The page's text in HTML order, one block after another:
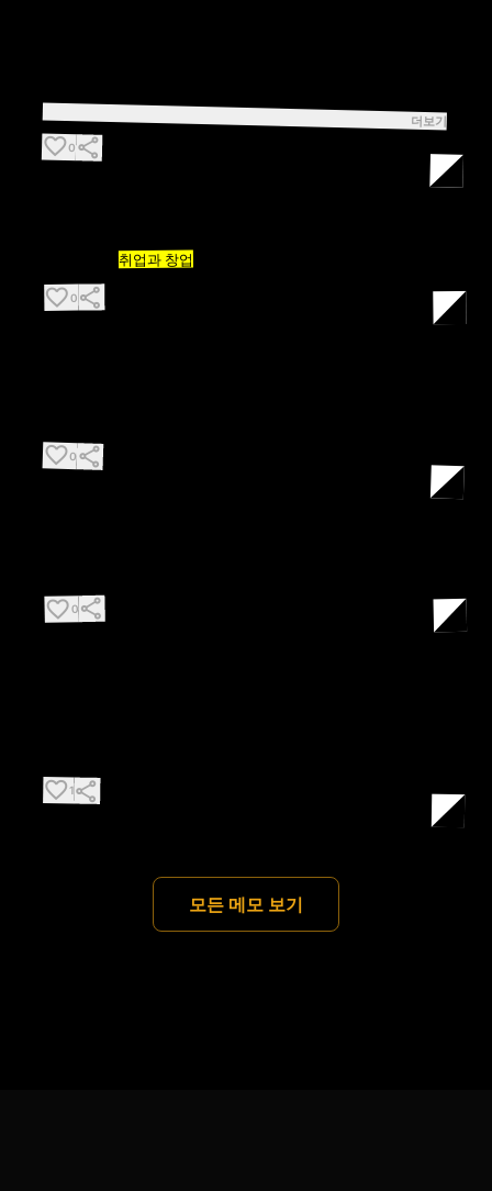
몸도, 마음도, 사업도.
더보기
favorite_border0share
애석하게도취업과 창업
favorite_border0 share
favorite_border0share
favorite_border0share
favorite_border1share
모든 메모 보기